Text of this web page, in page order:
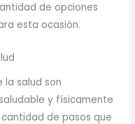
de opciones
esta ocasión.
la salud son
y físicamente
de pasos que